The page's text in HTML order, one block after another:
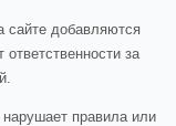
сайте добавляются
за
правила или